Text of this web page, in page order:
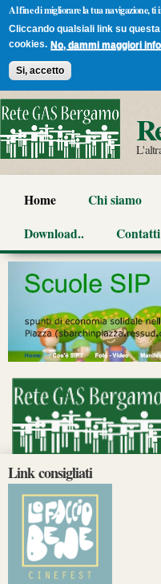
Al fine di migliorare la tua navigazione, ti
Cliccando qualsiali link su
cookies. No, dammi maggiori
Si, accetto
Home Chi siamo
Download..
Contatti
Link consigliati